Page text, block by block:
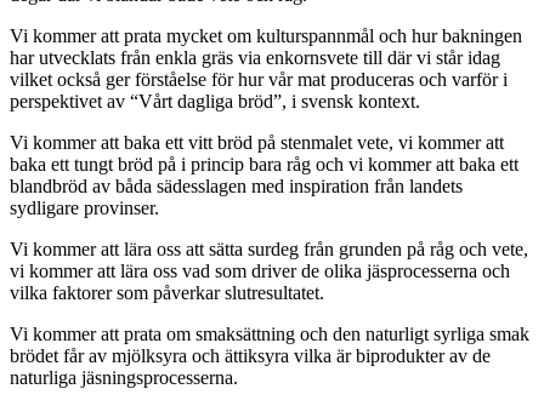
Vi kommer att prata mycket om kulturspannmål och hur bakningen
har utvecklats från enkla gräs via enkornsvete till där vi står idag
vilket också ger förståelse för hur vår mat produceras och varför i
perspektivet av “Vårt dagliga bröd”, i svensk kontext.
Vi kommer att baka ett vitt bröd på stenmalet vete, vi kommer att
baka ett tungt bröd på i princip bara råg och vi kommer att baka ett
blandbröd av båda sädesslagen med inspiration från landets
sydligare provinser.
Vi kommer att lära oss att sätta surdeg från grunden på råg och vete,
vi kommer att lära oss vad som driver de olika jäsprocesserna och
vilka faktorer som påverkar slutresultatet.
Vi kommer att prata om smaksättning och den naturligt syrliga smak
brödet får av mjölksyra och ättiksyra vilka är biprodukter av de
naturliga jäsningsprocesserna.